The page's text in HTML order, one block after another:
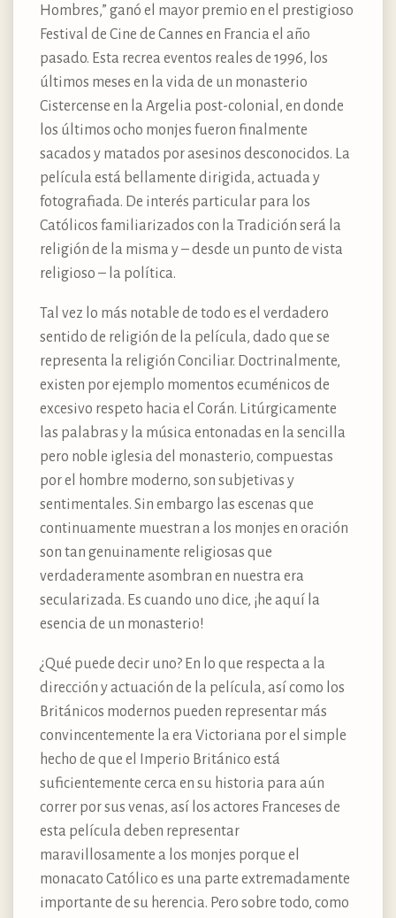
Hombres,” ganó el mayor premio en el prestigioso
Festival de Cine de Cannes en Francia el año
pasado. Esta recrea eventos reales de 1996, los
últimos meses en la vida de un monasterio
Cistercense en la Argelia post-colonial, en donde
los últimos ocho monjes fueron finalmente
sacados y matados por asesinos desconocidos. La
película está bellamente dirigida, actuada y
fotografiada. De interés particular para los
Católicos familiarizados con la Tradición será la
religión de la misma y – desde un punto de vista
religioso – la política.
Tal vez lo más notable de todo es el verdadero
sentido de religión de la película, dado que se
representa la religión Conciliar. Doctrinalmente,
existen por ejemplo momentos ecuménicos de
excesivo respeto hacia el Corán. Litúrgicamente
las palabras y la música entonadas en la sencilla
pero noble iglesia del monasterio, compuestas
por el hombre moderno, son subjetivas y
sentimentales. Sin embargo las escenas que
continuamente muestran a los monjes en oración
son tan genuinamente religiosas que
verdaderamente asombran en nuestra era
secularizada. Es cuando uno dice, ¡he aquí la
esencia de un monasterio!
¿Qué puede decir uno? En lo que respecta a la
dirección y actuación de la película, así como los
Británicos modernos pueden representar más
convincentemente la era Victoriana por el simple
hecho de que el Imperio Británico está
suficientemente cerca en su historia para aún
correr por sus venas, así los actores Franceses de
esta película deben representar
maravillosamente a los monjes porque el
monacato Católico es una parte extremadamente
importante de su herencia. Pero sobre todo, como